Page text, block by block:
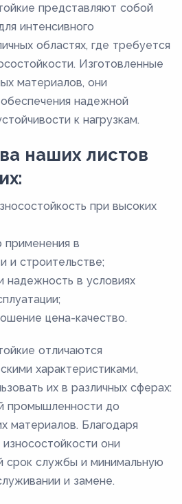
представляют собой
интенсивного
областях, где требуется
Изготовленные
материалов, они
надежной
к нагрузкам.
наших листов
при высоких
применения в
и строительстве;
надежность в условиях
цена-качество.
отличаются
характеристиками,
их в различных сферах:
промышленности до
материалов. Благодаря
они
срок службы и минимальную
и замене.